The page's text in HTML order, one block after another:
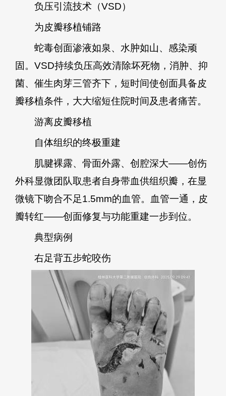
负压引流技术（VSD）
为皮瓣移植铺路
蛇毒创面渗液如泉、水肿如山、感染顽
固。VSD持续负压高效清除坏死物，消肿、抑
菌、催生肉芽三管齐下，短时间使创面具备皮
瓣移植条件，大大缩短住院时间及患者痛苦。
游离皮瓣移植
自体组织的终极重建
肌腱裸露、骨面外露、创腔深大——创伤
外科显微团队取患者自身带血供组织瓣，在显
微镜下吻合不足1.5mm的血管。血管一通，皮
瓣转红——创面修复与功能重建一步到位。
典型病例
右足背五步蛇咬伤